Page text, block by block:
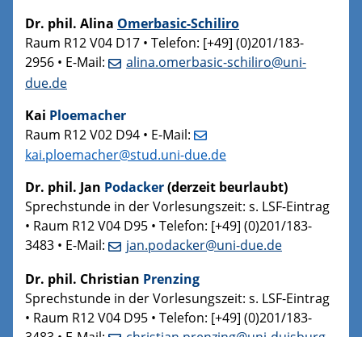
Dr. phil. Alina Omerbasic-Schiliro
Raum R12 V04 D17 • Telefon: [+49] (0)201/183-
2956 • E-Mail:
alina.omerbasic-schiliro@uni-
due.de
Kai Ploemacher
Raum R12 V02 D94 • E-Mail:
kai.ploemacher@stud.uni-due.de
Dr. phil. Jan Podacker(derzeit beurlaubt)
Sprechstunde in der Vorlesungszeit: s. LSF-Eintrag
• Raum R12 V04 D95 • Telefon: [+49] (0)201/183-
3483 • E-Mail:
jan.podacker@uni-due.de
Dr. phil. Christian Prenzing
Sprechstunde in der Vorlesungszeit: s. LSF-Eintrag
• Raum R12 V04 D95 • Telefon: [+49] (0)201/183-